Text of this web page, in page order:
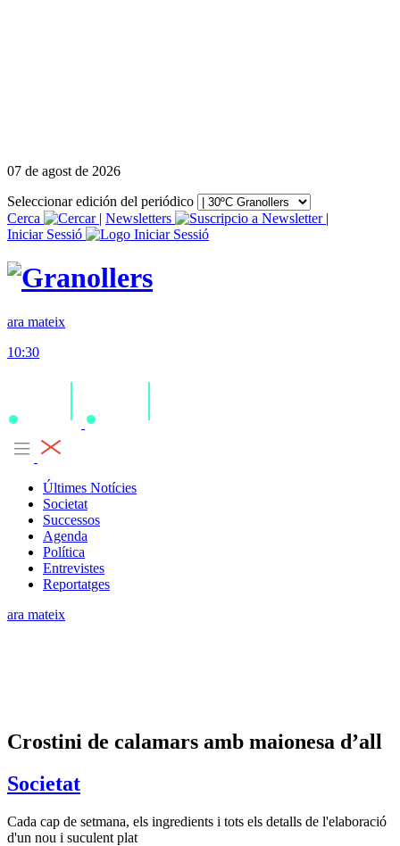
07 de agost de 2026
Seleccionar edición del periódico
Cerca
| Newsletters
|
Iniciar Sessió
ara mateix
10:30
Últimes Notícies
Societat
Successos
Agenda
Política
Entrevistes
Reportatges
ara mateix
Crostini de calamars amb maionesa d’all
Societat
Cada cap de setmana, els ingredients i tots els detalls de l'elaboració
d'un nou i suculent plat